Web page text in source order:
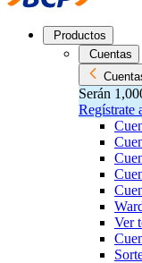
Productos
Cuentas
Serán
Regístrate
Ver